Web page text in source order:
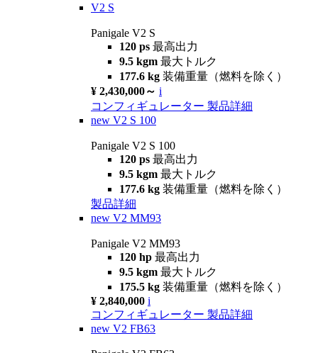
V2 S
Panigale V2 S
120 ps 最高出力
9.5 kgm 最大トルク
177.6 kg 装備重量（燃料を除く）
¥ 2,430,000～ i
コンフィギュレーター 製品詳細
new V2 S 100
Panigale V2 S 100
120 ps 最高出力
9.5 kgm 最大トルク
177.6 kg 装備重量（燃料を除く）
製品詳細
new V2 MM93
Panigale V2 MM93
120 hp 最高出力
9.5 kgm 最大トルク
175.5 kg 装備重量（燃料を除く）
¥ 2,840,000 i
コンフィギュレーター 製品詳細
new V2 FB63